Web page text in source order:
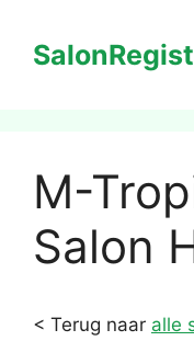
naar
M-
Salon
< Terug naar alle